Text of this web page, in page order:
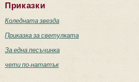
Приказки
Коледната звезда
Приказка за светулката
За една песъчинка
чети по-нататък